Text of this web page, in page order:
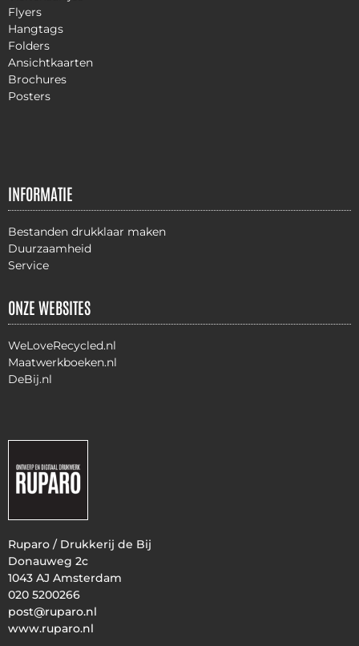
Flyers
Hangtags
Folders
Ansichtkaarten
Brochures
Posters
INFORMATIE
Bestanden drukklaar maken
Duurzaamheid
Service
ONZE WEBSITES
WeLoveRecycled.nl
Maatwerkboeken.nl
DeBij.nl
Ruparo / Drukkerij de Bij
Donauweg 2c
1043 AJ Amsterdam
020 5200266
post@ruparo.nl
www.ruparo.nl